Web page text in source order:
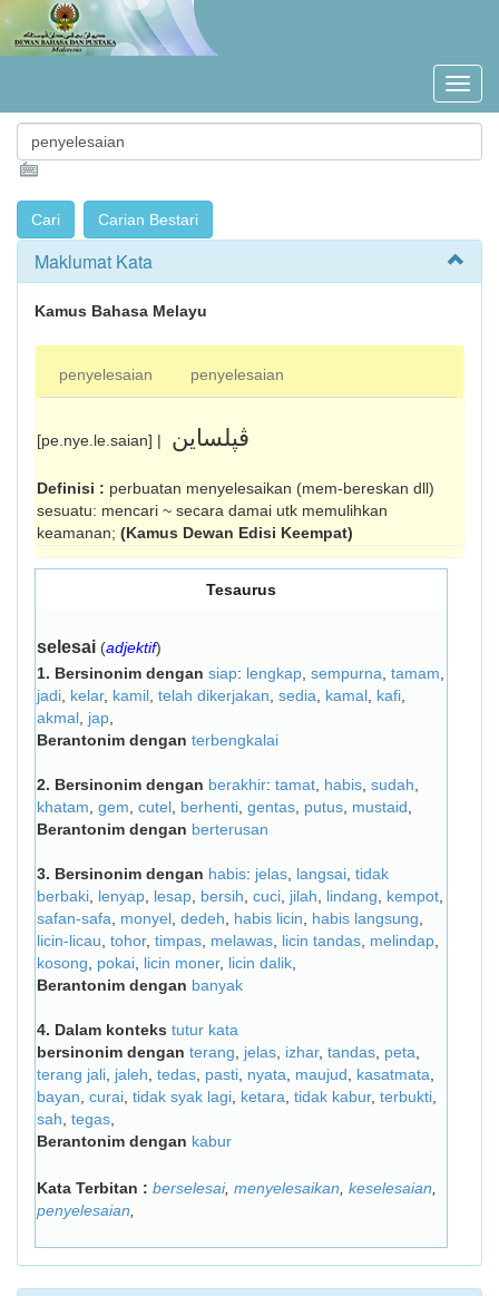
Maklumat Kata
Kamus Bahasa Melayu
penyelesaian penyelesaian
[pe.nye.le.saian] | ڤڽلساين
Definisi : perbuatan menyelesaikan (mem­-bereskan dll)
sesuatu: mencari ~ secara damai utk memulihkan
keamanan; (Kamus Dewan Edisi Keempat)
Tesaurus
selesai (adjektif)
1. Bersinonim dengan siap: lengkap sempurna tamam
jadi kelar, kamil telah dikerjakan sedia kamal kafi
akmal jap
Berantonim dengan terbengkalai
2. Bersinonim dengan berakhir: tamat habis sudah
khatam gem cutel berhenti gentas putus mustaid
Berantonim dengan berterusan
3. Bersinonim dengan habis: jelas langsai tidak
berbaki lenyap lesap bersih cuci jilah lindang kempot
safan-safa
monyel dedeh habis licin habis langsung
licin-licau tohor, timpas melawas licin tandas melindap
kosong
pokai licin moner, licin dalik
Berantonim dengan banyak
4. Dalam konteks tutur kata
bersinonim dengan terang jelas izhar, tandas peta
terang jali jaleh tedas pasti nyata maujud kasatmata
bayan curai tidak syak lagi ketara tidak kabur, terbukti
sah tegas
Berantonim dengan kabur
Kata Terbitan : berselesai, menyelesaikan keselesaian
penyelesaian